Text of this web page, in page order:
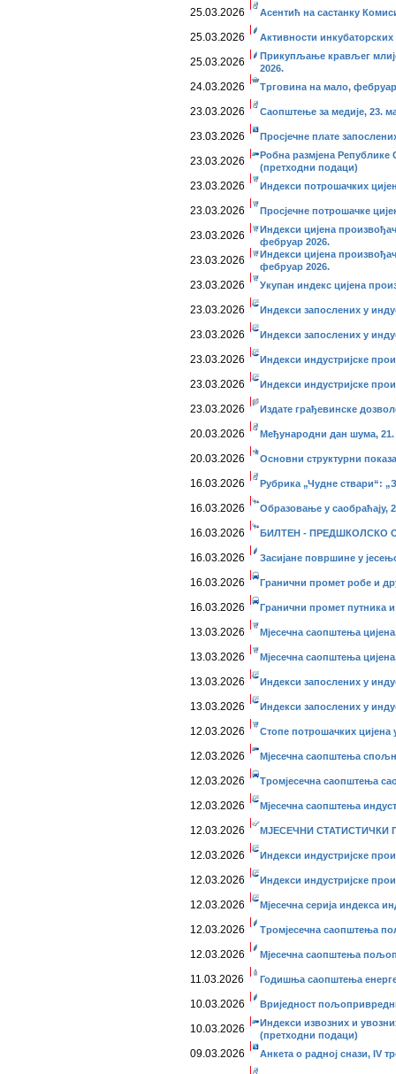
25.03.2026 Асентић на састанку
25.03.2026 Активности
25.03.2026
Прикупљање крављег
2026.
24.03.2026 Трговина на мало,
23.03.2026 Саопштење за медије, 23.
23.03.2026 Просјечне плате
23.03.2026
Робна размјена Републике
(претходни подаци)
23.03.2026 Индекси потрошачких
23.03.2026 Просјечне потрошачке
23.03.2026
Индекси цијена
фебруар 2026.
23.03.2026
Индекси цијена
фебруар 2026.
23.03.2026 Укупан индекс цијена
23.03.2026 Индекси запослених у
23.03.2026 Индекси запослених у
23.03.2026 Индекси индустријске
23.03.2026 Индекси индустријске
23.03.2026 Издате грађевинске
20.03.2026 Међународни дан шума, 21.
20.03.2026 Основни структурни
16.03.2026 Рубрика „Чудне ствари“:
16.03.2026 Образовање у саобраћају,
16.03.2026 БИЛТЕН - ПРЕДШКОЛСКО
16.03.2026 Засијане површине у
16.03.2026 Гранични промет робе и
16.03.2026 Гранични промет путника и
13.03.2026 Мјесечна саопштења
13.03.2026 Мјесечна саопштења
13.03.2026 Индекси запослених у
13.03.2026 Индекси запослених у
12.03.2026 Стопе потрошачких цијена
12.03.2026 Мјесечна саопштења
12.03.2026 Тромјесечна саопштења
12.03.2026 Мјесечна саопштења
12.03.2026 МЈЕСЕЧНИ СТАТИСТИЧКИ
12.03.2026 Индекси индустријске
12.03.2026 Индекси индустријске
12.03.2026 Мјесечна серија индекса
12.03.2026 Тромјесечна саопштења
12.03.2026 Мјесечна саопштења
11.03.2026 Годишња саопштења
10.03.2026 Вриједност
10.03.2026
Индекси извозних и
(претходни подаци)
09.03.2026 Анкета о радној снази, IV